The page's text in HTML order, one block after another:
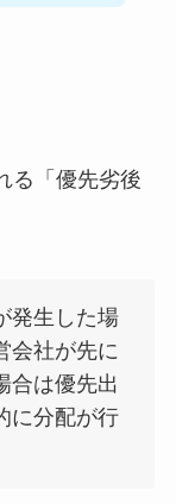
る「優先劣後
発生した場
会社が先に
合は優先出
に分配が行